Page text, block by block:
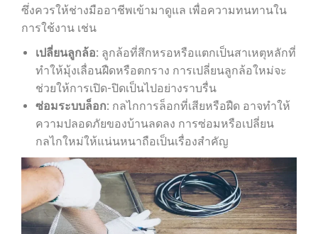
ซึ่งควรให้ช่างมืออาชีพเข้ามาดูแล เพื่อความทนทานใน
การใช้งาน เช่น
เปลี่ยนลูกล้อ: ลูกล้อที่สึกหรอหรือแตกเป็นสาเหตุหลักที่
ทำให้มุ้งเลื่อนฝืดหรือตกราง การเปลี่ยนลูกล้อใหม่จะ
ช่วยให้การเปิด-ปิดเป็นไปอย่างราบรื่น
ซ่อมระบบล็อก: กลไกการล็อกที่เสียหรือฝืด อาจทำให้
ความปลอดภัยของบ้านลดลง การซ่อมหรือเปลี่ยน
กลไกใหม่ให้แน่นหนาถือเป็นเรื่องสำคัญ